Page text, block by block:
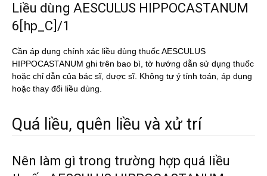
Liều dùng AESCULUS HIPPOCASTANUM
6[hp_C]/1
Cần áp dụng chính xác liều dùng thuốc AESCULUS
HIPPOCASTANUM ghi trên bao bì, tờ hướng dẫn sử dụng thuốc
hoặc chỉ dẫn của bác sĩ, dược sĩ. Không tự ý tính toán, áp dụng
hoặc thay đổi liều dùng.
Quá liều, quên liều và xử trí
Nên làm gì trong trường hợp quá liều